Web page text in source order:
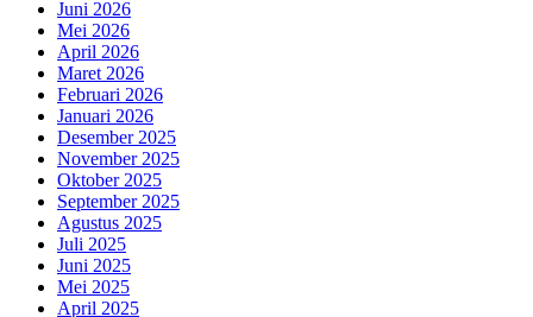
Juni 2026
Mei 2026
April 2026
Maret 2026
Februari 2026
Januari 2026
Desember 2025
November 2025
Oktober 2025
September 2025
Agustus 2025
Juli 2025
Juni 2025
Mei 2025
April 2025